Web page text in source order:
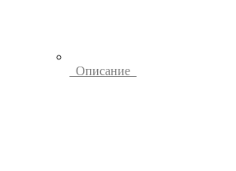
Описание